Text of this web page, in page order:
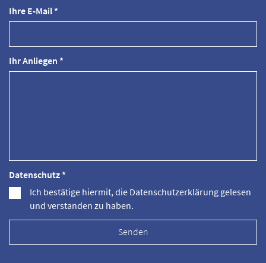
Ihre E-Mail *
Ihr Anliegen *
Datenschutz *
Ich bestätige hiermit, die Datenschutzerklärung gelesen
und verstanden zu haben.